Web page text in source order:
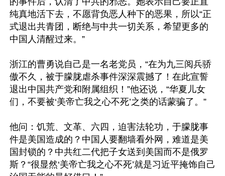
纯真地活下去，不愿背负恶人种下的恶果，所以“正
式退出共青团，断绝与中共一切关系，希望更多的
中国人清醒过来。”
浙江的曹勇说自己是一名老党员，“在为九三阅兵骄
傲不久，被于朦胧虐杀事件深深震撼了！在此宣誓
退出中国共产党和附属组织！”他还说，“华夏儿女
们，不要被‘美帝亡我之心不死’之类的话蒙骗了。”
他问：饥荒、文革、六四，迫害法轮功，于朦胧事
件是美国造成的？中国人要翻墙看外网，难道是美
国封锁的？中共红二代把子女送到美国而不是俄罗
斯？“很显然‘美帝亡我之心不死’就是习近平掩饰自己